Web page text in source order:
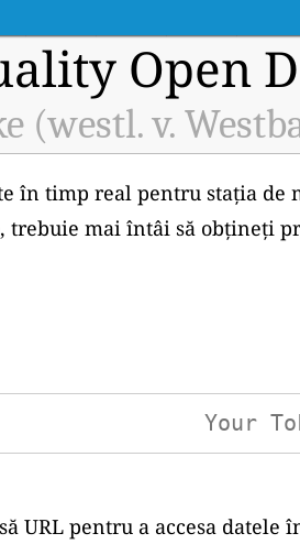
Open
(westl. v.
în timp real pentru stația
trebuie mai întâi să obțineți
URL pentru a accesa datele